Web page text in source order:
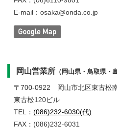
E-mail：osaka@onda.co.jp
岡山営業所 （岡山県・鳥取県・
〒700-0922
岡山市北区東古松
東古松120ビル
TEL： (086)232-6030(代)
FAX：(086)232-6031